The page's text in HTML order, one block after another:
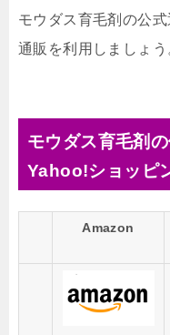
モウダス育毛剤の公
通販を利用しましょう
モウダス育毛剤
Yahoo!ショッピ
Amazon